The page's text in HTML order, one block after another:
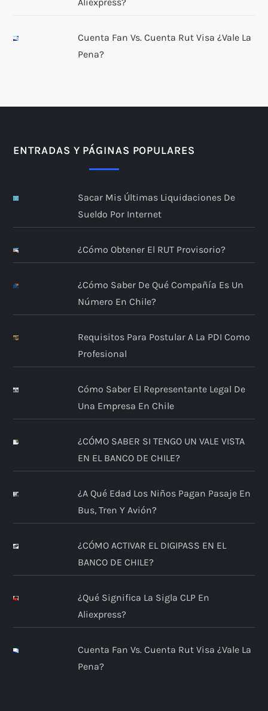
Aliexpress?
Cuenta Fan Vs. Cuenta Rut Visa ¿Vale La
Pena?
ENTRADAS Y PÁGINAS POPULARES
Sacar Mis Últimas Liquidaciones De
Sueldo Por Internet
¿Cómo Obtener El RUT Provisorio?
¿Cómo Saber De Qué Compañía Es Un
Número En Chile?
Requisitos Para Postular A La PDI Como
Profesional
Cómo Saber El Representante Legal De
Una Empresa En Chile
¿CÓMO SABER SI TENGO UN VALE VISTA
EN EL BANCO DE CHILE?
¿A Qué Edad Los Niños Pagan Pasaje En
Bus, Tren Y Avión?
¿CÓMO ACTIVAR EL DIGIPASS EN EL
BANCO DE CHILE?
¿Qué Significa La Sigla CLP En
Aliexpress?
Cuenta Fan Vs. Cuenta Rut Visa ¿Vale La
Pena?